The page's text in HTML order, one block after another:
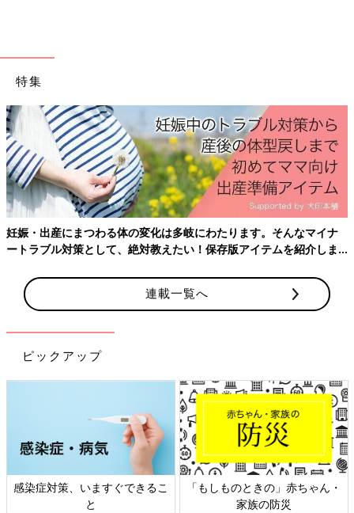
Amazonで購入する（送料無料）
楽天ブックスで購入する（送料無料）
熱中症対策の赤ちゃん用グッズもありますが、過信するのは禁
物。屋外でも屋内でも、暑さで赤ちゃんの体に負担がからないよ
うにママやパパが十分注意してあげましょう。
参考／『中期のひよこクラブ』2024年夏号「どうする？赤ちゃ
んの日焼け・熱中症対策」
●記事の内容は2024年6月の情報で、現在と異なる場合がありま
特集
妊娠・出産にまつわる体の変化は多岐にわたります。そんなマイナ
ートラブル対策として、絶対教えたい！保存版アイテムを紹介しま
連載一覧へ
ピックアップ
感染症対策、いますぐできるこ
と
「もしものときの」赤ちゃん・
家族の防災